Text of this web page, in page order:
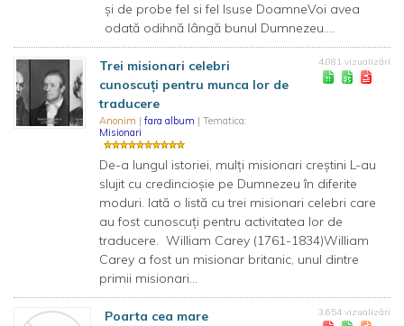
şi de probe fel si fel Isuse DoamneVoi avea
odată odihnă lângă bunul Dumnezeu....
Trei misionari celebri
cunoscuți pentru munca lor de
traducere
Anonim | fara album | Tematica:
Misionari
4.081 vizualizări
De-a lungul istoriei, mulți misionari creștini L-au
slujit cu credincioșie pe Dumnezeu în diferite
moduri. Iată o listă cu trei misionari celebri care
au fost cunoscuți pentru activitatea lor de
traducere. William Carey (1761-1834)William
Carey a fost un misionar britanic, unul dintre
primii misionari...
Poarta cea mare 3.654 vizualizări